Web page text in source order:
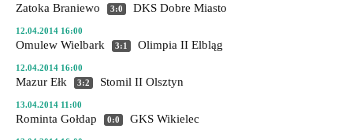
Zatoka Braniewo 3:0 DKS Dobre Miasto
12.04.2014 16:00
Omulew Wielbark 3:1 Olimpia II Elbląg
12.04.2014 16:00
Mazur Ełk 3:2 Stomil II Olsztyn
13.04.2014 11:00
Rominta Gołdap 0:0 GKS Wikielec